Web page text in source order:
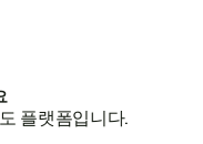
플랫폼입니다.